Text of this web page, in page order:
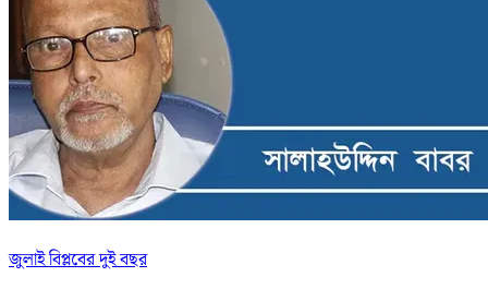
জুলাই বিপ্লবের দুই বছর